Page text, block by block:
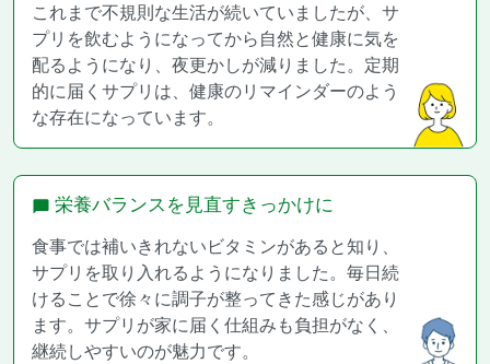
これまで不規則な生活が続いていましたが、サ
プリを飲むようになってから自然と健康に気を
配るようになり、夜更かしが減りました。定期
的に届くサプリは、健康のリマインダーのよう
な存在になっています。
栄養バランスを見直すきっかけに
食事では補いきれないビタミンがあると知り、
サプリを取り入れるようになりました。毎日続
けることで徐々に調子が整ってきた感じがあり
ます。サプリが家に届く仕組みも負担がなく、
継続しやすいのが魅力です。